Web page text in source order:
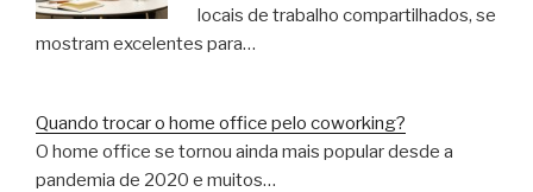
locais de trabalho compartilhados, se
mostram excelentes para…
Quando trocar o home office pelo coworking?
O home office se tornou ainda mais popular desde a
pandemia de 2020 e muitos…